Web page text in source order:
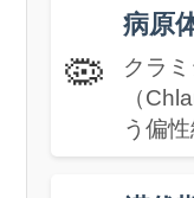
🦠
病原
クラ
（
う偏